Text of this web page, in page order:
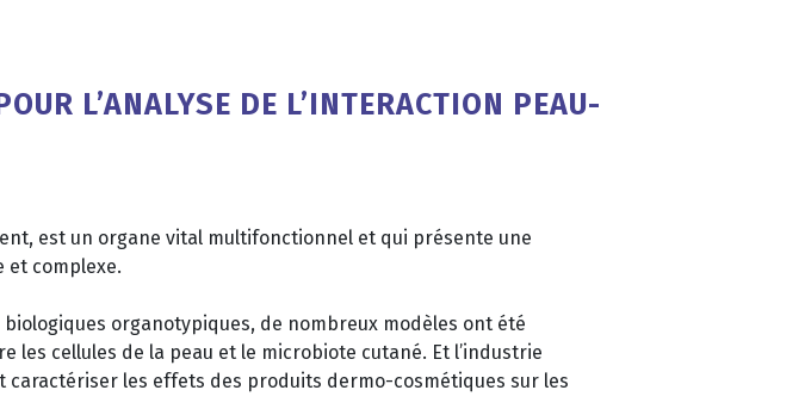
L’ANALYSE DE L’INTERACTION PEAU-
est un organe vital multifonctionnel et qui présente une
complexe.
organotypiques, de nombreux modèles ont été
cellules de la peau et le microbiote cutané. Et l’industrie
les effets des produits dermo-cosmétiques sur les